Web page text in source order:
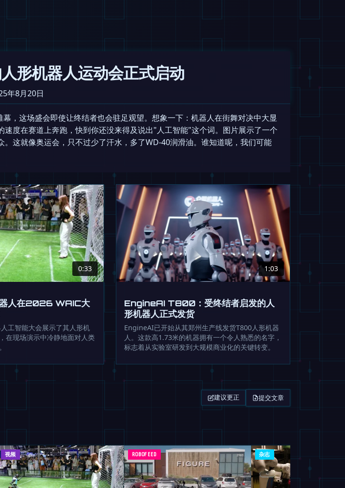
形机器人运动会正式启动
年8月20日
，这场盛会即使让终结者也会驻足观望。想象一下：机器人在街舞对决中大显
度在赛道上奔跑，快到你还没来得及说出"人工智能"这个词。图片展示了一个
这就像奥运会，只不过少了汗水，多了WD-40润滑油。谁知道呢，我们可能
0:33
器人在2026 WAIC大
工智能大会展示了其人形机
在现场演示中冷静地面对人类
1:03
EngineAI T800：受终结者启发的人
形机器人正式发货
EngineAI已开始从其郑州生产线发货T800人形机器
人。这款高1.73米的机器拥有一个令人熟悉的名字，
标志着从实验室研发到大规模商业化的关键转变。
建议更正 提交文章
视频 ROBOFEED 杂志